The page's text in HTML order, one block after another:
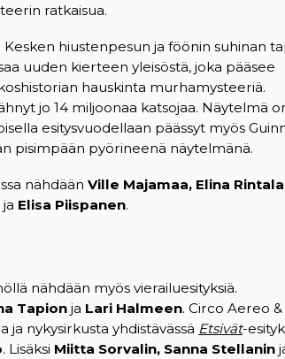
ratkaisua.
hiustenpesun ja föönin suhinan
uuden kierteen yleisöstä, joka pääsee
hauskinta murhamysteeriä.
jo 14 miljoonaa katsojaa. Näytelmä
esitysvuodellaan päässyt myös
pisimpään pyörineenä näytelmänä.
nähdään Ville Majamaa, Elina
ja Elisa Piispanen.
nähdään myös vierailuesityksiä.
Tapion ja Lari Halmeen. Circo Aereo
ja nykysirkusta yhdistävässä Etsivät-
. Lisäksi Miitta Sorvalin, Sanna Stellanin